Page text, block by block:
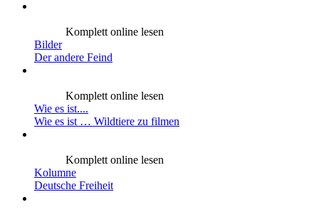
Komplett online lesen
Bilder
Der andere Feind
Komplett online lesen
Wie es ist....
Wie es ist … Wildtiere zu filmen
Komplett online lesen
Kolumne
Deutsche Freiheit